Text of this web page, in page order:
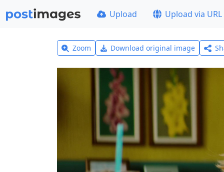
Upload Upload via URL
Zoom Download original image